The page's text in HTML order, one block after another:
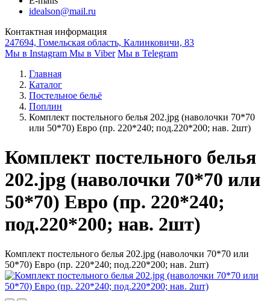
idealson@mail.ru
Контактная информация
247694, Гомельская область, Калинковичи, 83
Мы в Instagram Мы в Viber Мы в Telegram
Главная
Каталог
Постельное бельё
Поплин
Комплект постельного белья 202.jpg (наволочки 70*70
или 50*70) Евро (пр. 220*240; под.220*200; нав. 2шт)
Комплект постельного белья
202.jpg (наволочки 70*70 или
50*70) Евро (пр. 220*240;
под.220*200; нав. 2шт)
Комплект постельного белья 202.jpg (наволочки 70*70 или
50*70) Евро (пр. 220*240; под.220*200; нав. 2шт)